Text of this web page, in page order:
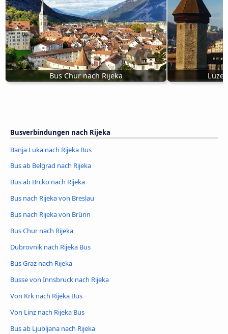
Bus Chur nach Rijeka
Busverbindungen nach Rijeka
Banja Luka nach Rijeka Bus
Bus ab Belgrad nach Rijeka
Bus ab Brcko nach Rijeka
Bus nach Rijeka von Breslau
Bus nach Rijeka von Brünn
Bus Chur nach Rijeka
Dubrovnik nach Rijeka Bus
Bus Graz nach Rijeka
Busse von Innsbruck nach Rijeka
Von Krk nach Rijeka Bus
Von Linz nach Rijeka Bus
Bus ab Ljubljana nach Rijeka